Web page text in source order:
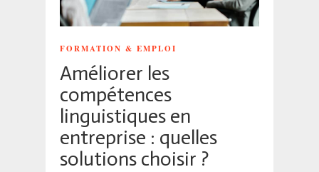
FORMATION & EMPLOI
Améliorer les
compétences
linguistiques en
entreprise : quelles
solutions choisir ?